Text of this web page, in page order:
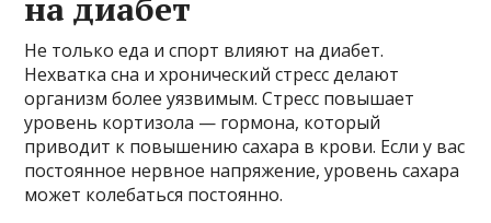
на диабет
Не только еда и спорт влияют на диабет.
Нехватка сна и хронический стресс делают
организм более уязвимым. Стресс повышает
уровень кортизола — гормона, который
приводит к повышению сахара в крови. Если у вас
постоянное нервное напряжение, уровень сахара
может колебаться постоянно.